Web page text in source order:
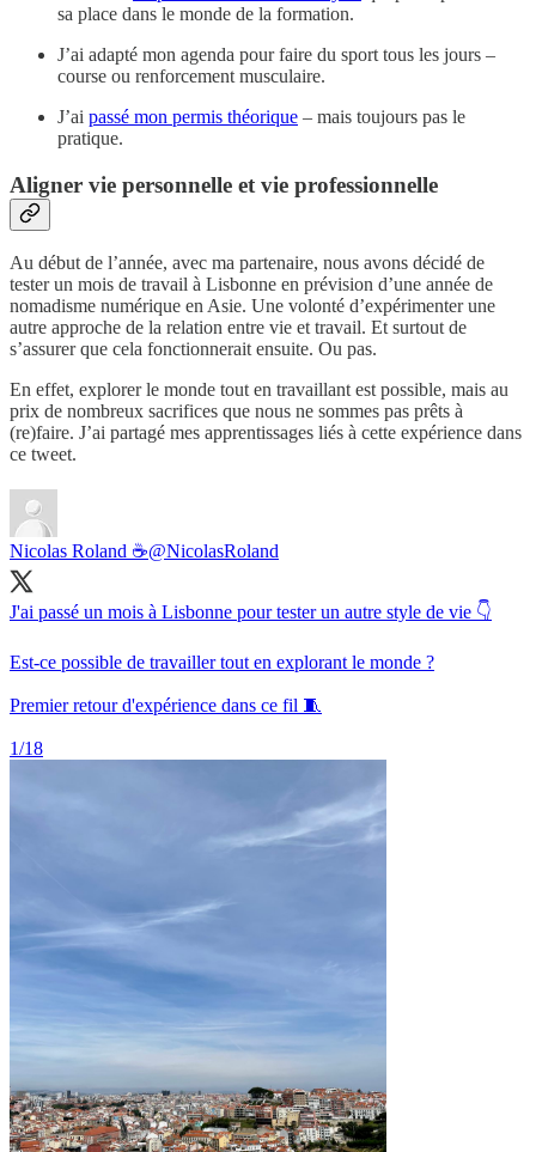
sa place dans le monde de la formation.
J’ai adapté mon agenda pour faire du sport tous les jours –
course ou renforcement musculaire.
J’ai passé mon permis théorique – mais toujours pas le
pratique.
Aligner vie personnelle et vie professionnelle
Au début de l’année, avec ma partenaire, nous avons décidé de
tester un mois de travail à Lisbonne en prévision d’une année de
nomadisme numérique en Asie. Une volonté d’expérimenter une
autre approche de la relation entre vie et travail. Et surtout de
s’assurer que cela fonctionnerait ensuite. Ou pas.
En effet, explorer le monde tout en travaillant est possible, mais au
prix de nombreux sacrifices que nous ne sommes pas prêts à
(re)faire. J’ai partagé mes apprentissages liés à cette expérience dans
ce tweet.
Nicolas Roland ☕️@NicolasRoland
J'ai passé un mois à Lisbonne pour tester un autre style de vie 👇
Est-ce possible de travailler tout en explorant le monde ?
Premier retour d'expérience dans ce fil 🧵
1/18